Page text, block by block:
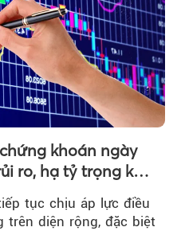
khoán ngày
ro, hạ tỷ trọng khi
tục chịu áp lực điều
trên diện rộng, đặc biệt